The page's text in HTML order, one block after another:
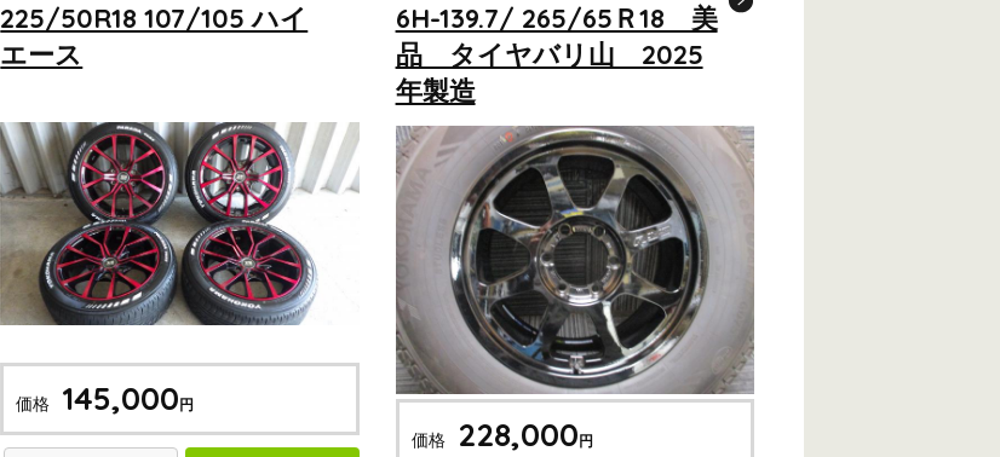
225/50R18 107/105 ハイ
エース
価格 145,000円
6H-139.7/ 265/65Ｒ18 美
品 タイヤバリ山 2025
年製造
価格 228,000円